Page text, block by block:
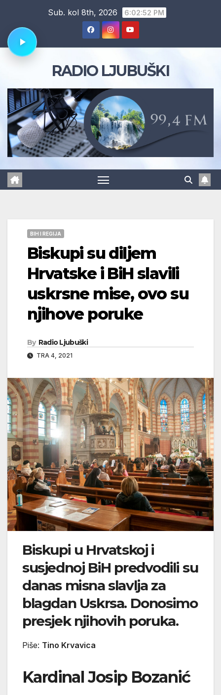
content
Sub. kol 8th, 2026 6:02:53 PM
RADIO LJUBUŠKI
BIH I REGIJA
Biskupi su diljem
Hrvatske i BiH slavili
uskrsne mise, ovo su
njihove poruke
By Radio Ljubuški
TRA 4, 2021
Biskupi u Hrvatskoj i
susjednoj BiH predvodili su
danas misna slavlja za
blagdan Uskrsa. Donosimo
presjek njihovih poruka.
Piše: Tino Krvavica
Kardinal Josip Bozanić